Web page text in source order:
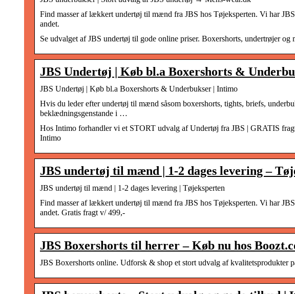
Find masser af lækkert undertøj til mænd fra JBS hos Tøjeksperten. Vi har
andet.
Se udvalget af JBS undertøj til gode online priser. Boxershorts, undertrøjer
JBS Undertøj | Køb bl.a Boxershorts &
JBS Undertøj | Køb bl.a Boxershorts & Underbukser | Intimo
Hvis du leder efter undertøj til mænd såsom boxershorts, tights, briefs,
beklædningsgenstande i …
Hos Intimo forhandler vi et STORT udvalg af Undertøj fra JBS | GRATIS
Intimo
JBS undertøj til mænd | 1-2 dages levering –
JBS undertøj til mænd | 1-2 dages levering | Tøjeksperten
Find masser af lækkert undertøj til mænd fra JBS hos Tøjeksperten. Vi har
andet. Gratis fragt v/ 499,-
JBS Boxershorts til herrer – Køb nu hos
JBS Boxershorts online. Udforsk & shop et stort udvalg af kvalitetsprodukter